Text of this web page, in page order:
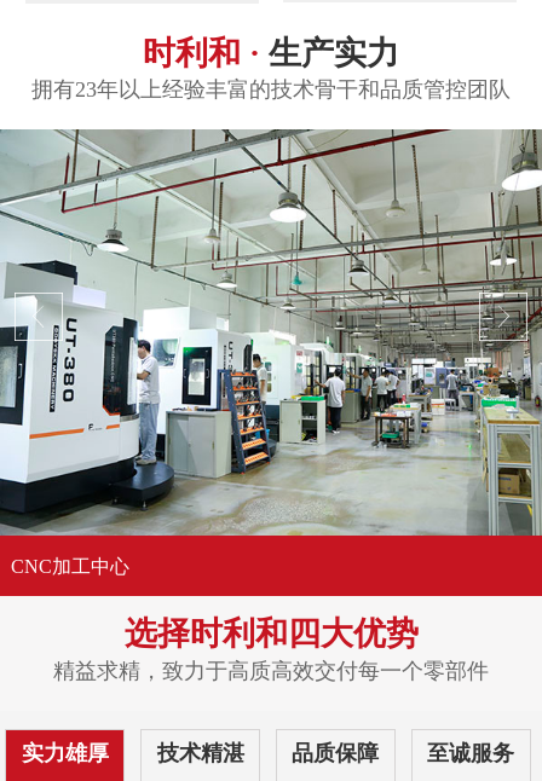
时利和 · 生产实力
拥有23年以上经验丰富的技术骨干和品质管控团队
CNC加工中心
选择时利和 四大优势
精益求精，致力于高质高效交付每一个零部件
实力雄厚 技术精湛 品质保障 至诚服务